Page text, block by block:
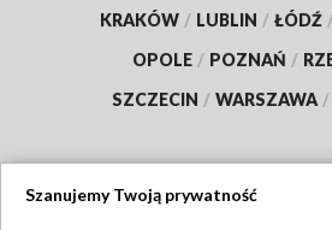
KRAKÓW / LUBLIN / ŁÓDŹ
OPOLE / POZNAŃ /
SZCZECIN / WARSZAWA /
Szanujemy Twoją prywatność